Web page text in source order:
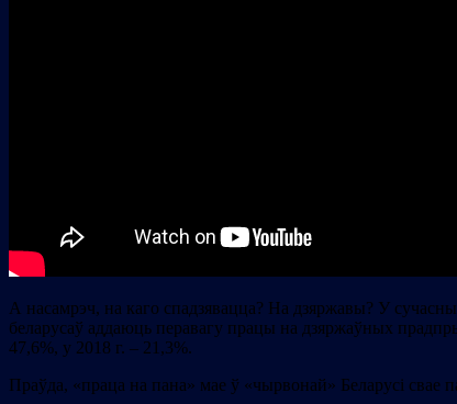
А насамрэч, на каго спадзявацца? На дзяржавы? У
беларусаў аддаюць перавагу працы на дзяржаўных
47,6%, у 2018 г. – 21,3%.
Праўда, «праца на пана» мае ў «чырвонай» Беларусі свае